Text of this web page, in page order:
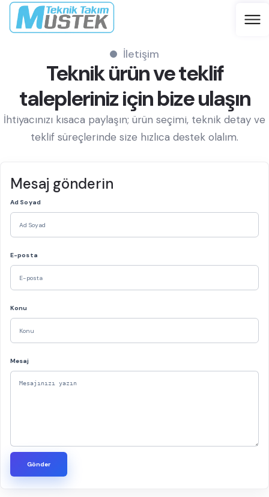
İletişim
Teknik ürün ve teklif
talepleriniz için bize ulaşın
İhtiyacınızı kısaca paylaşın; ürün seçimi, teknik detay ve
teklif süreçlerinde size hızlıca destek olalım.
Mesaj gönderin
Ad Soyad
E-posta
Konu
Mesaj
Gönder